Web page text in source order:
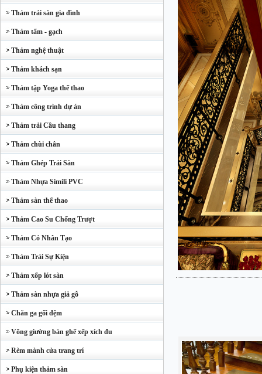
Thảm trải sàn gia đình
Thảm tấm - gạch
Thảm nghệ thuật
Thảm khách sạn
Thảm tập Yoga thể thao
Thảm công trình dự án
Thảm trải Cầu thang
Thảm chùi chân
Thảm Ghép Trải Sàn
Thảm Nhựa Simili PVC
Thảm sàn thể thao
Thảm Cao Su Chống Trượt
Thảm Cỏ Nhân Tạo
Thảm Trải Sự Kiện
Thảm xốp lót sàn
Thảm sàn nhựa giả gỗ
Chăn ga gối đệm
Võng giường bàn ghế xếp xích đu
Rèm mành cửa trang trí
Phụ kiện thảm sàn